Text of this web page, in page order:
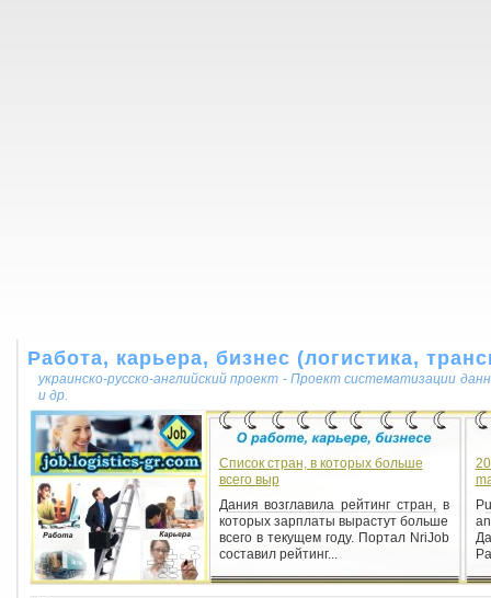
Работа, карьера, бизнес (логистика,
украинско-русско-английский проект - Проект систематизации
и др.
Список стран, в которых больше
всего выр
Дания возглавила рейтинг стран, в
которых зарплаты вырастут больше
всего в текущем году. Портал NriJob
составил рейтинг...